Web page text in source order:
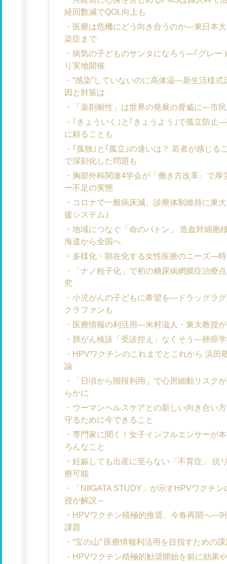
経回数減でQOL向上も
医療は危機にどう向き合うのか―東日本
染症まで
病気の子どものサンタになろう―｢グレー
り実地開催
“感染”していないのに高体温―新生活様
因と対策は
「薬剤耐性」は世界の発展の脅威に―市
｢きょういく｣と｢きょうよう｣で孤立防止
に頼ることも
｢孤独｣と｢孤立｣の違いは？ 若者が感じ
で深刻化した問題も
胸部外科関連4学会が「働き方改革」で
ー不足の実態
コロナで一般病床減、診療体制維持に東
援システム｣
地域につなぐ「命のバトン」 造血幹細胞
海道から全国へ
多様化・顕在化する女性医療のニーズ―
「ナノ粒子化」で初の糖尿病網膜症治療
究
小児がんの子どもに希望を―ドラッグラ
クラファンも
医療情報の利活用―米村滋人・東大教授
肺がん検診「受診控え」なくそう―肺癌
HPVワクチンのこれまでとこれから 浜田
論
「日頃から階段利用」で心房細動リスク
らかに
ウーマンヘルスケアとの新しい向き合い
守るために今できること
専門家に聞く！女子インフルエンサーが
ろんなこと
妊娠しても出産に至らない「不育症」 抗
療可能
「NIIGATA STUDY」が示すHPVワクチ
授が解説～
HPVワクチン積極的推奨、今春再開へ―9
課題
“宝の山” 医療情報利活用を目指すための
HPVワクチン積極的勧奨開始を前に効果